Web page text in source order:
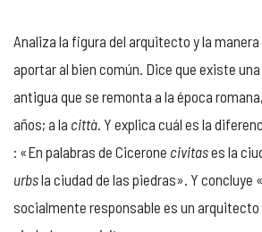
Analiza la figura del arquitecto y la manera
aportar al bien común. Dice que existe
antigua que se remonta a la época
años; a la città . Y explica cuál es la
: «En palabras de Cicerone civitases la
urbsla ciudad de las piedras». Y concluye
socialmente responsable es un arquitecto